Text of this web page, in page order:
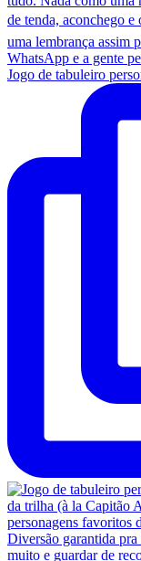
Jogo de tabuleiro